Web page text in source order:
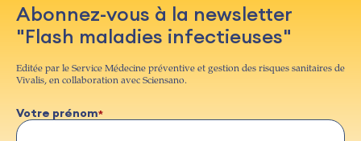
Abonnez-vous à la newsletter
"Flash maladies infectieuses"
Editée par le Service Médecine préventive et gestion des risques sanitaires de
Vivalis, en collaboration avec Sciensano.
Votre prénom